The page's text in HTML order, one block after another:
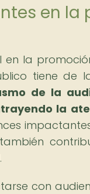
en la
la
tiene de
de la
la
con